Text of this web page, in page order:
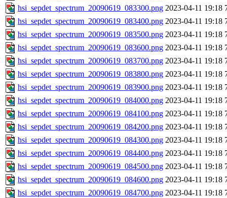
hsi_sepdet_spectrum_20090619_083300.png 2023-04-11 19:18
hsi_sepdet_spectrum_20090619_083400.png 2023-04-11 19:18
hsi_sepdet_spectrum_20090619_083500.png 2023-04-11 19:18
hsi_sepdet_spectrum_20090619_083600.png 2023-04-11 19:18
hsi_sepdet_spectrum_20090619_083700.png 2023-04-11 19:18
hsi_sepdet_spectrum_20090619_083800.png 2023-04-11 19:18
hsi_sepdet_spectrum_20090619_083900.png 2023-04-11 19:18
hsi_sepdet_spectrum_20090619_084000.png 2023-04-11 19:18
hsi_sepdet_spectrum_20090619_084100.png 2023-04-11 19:18
hsi_sepdet_spectrum_20090619_084200.png 2023-04-11 19:18
hsi_sepdet_spectrum_20090619_084300.png 2023-04-11 19:18
hsi_sepdet_spectrum_20090619_084400.png 2023-04-11 19:18
hsi_sepdet_spectrum_20090619_084500.png 2023-04-11 19:18
hsi_sepdet_spectrum_20090619_084600.png 2023-04-11 19:18
hsi_sepdet_spectrum_20090619_084700.png 2023-04-11 19:18